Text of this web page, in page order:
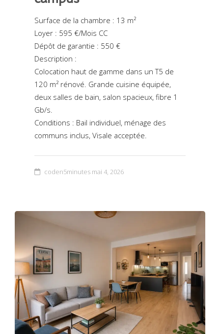
Surface de la chambre : 13 m²
Loyer : 595 €/Mois CC
Dépôt de garantie : 550 €
Description :
Colocation haut de gamme dans un T5 de
120 m² rénové. Grande cuisine équipée,
deux salles de bain, salon spacieux, fibre 1
Gb/s.
Conditions : Bail individuel, ménage des
communs inclus, Visale acceptée.
coden5minutes mai 4, 2026